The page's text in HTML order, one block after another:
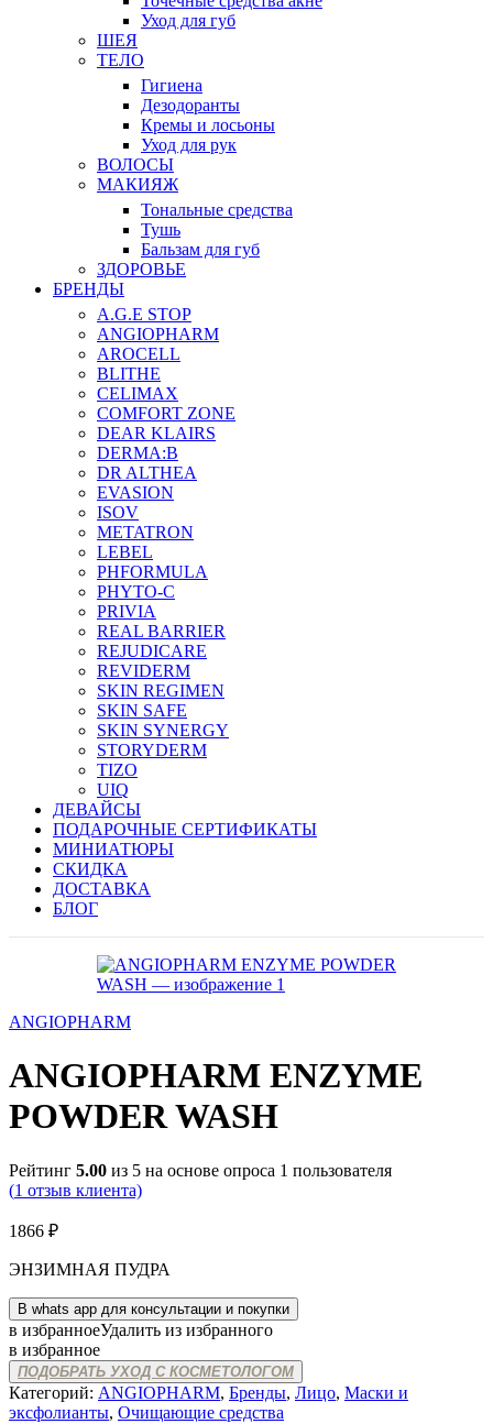
Уход для губ
ШЕЯ
ТЕЛО
Гигиена
Дезодоранты
Кремы и лосьоны
Уход для рук
ВОЛОСЫ
МАКИЯЖ
Тональные средства
Тушь
Бальзам для губ
ЗДОРОВЬЕ
БРЕНДЫ
A.G.E STOP
ANGIOPHARM
AROCELL
BLITHE
CELIMAX
COMFORT ZONE
DEAR KLAIRS
DERMA:B
DR ALTHEA
EVASION
ISOV
METATRON
LEBEL
PHFORMULA
PHYTO-C
PRIVIA
REAL BARRIER
REJUDICARE
REVIDERM
SKIN REGIMEN
SKIN SAFE
SKIN SYNERGY
STORYDERM
TIZO
UIQ
ДЕВАЙСЫ
ПОДАРОЧНЫЕ СЕРТИФИКАТЫ
МИНИАТЮРЫ
СКИДКА
ДОСТАВКА
БЛОГ
ANGIOPHARM
ANGIOPHARM ENZYME
POWDER WASH
Рейтинг 5.00 из 5 на основе опроса 1 пользователя
(1 отзыв клиента)
1866 ₽
ЭНЗИМНАЯ ПУДРА
В whats app для консультации и покупки
в избранноеУдалить из избранного
в избранное
ПОДОБРАТЬ УХОД С КОСМЕТОЛОГОМ
Категорий: ANGIOPHARM, Бренды, Лицо, Маски и
эксфолианты, Очищающие средства